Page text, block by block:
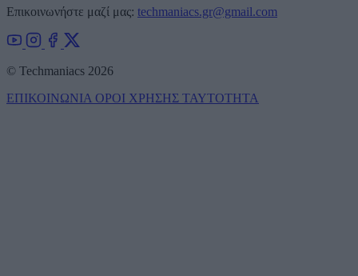
Επικοινωνήστε μαζί μας: techmaniacs.gr@gmail.com
© Techmaniacs 2026
ΕΠΙΚΟΙΝΩΝΙΑ ΟΡΟΙ ΧΡΗΣΗΣ ΤΑΥΤΟΤΗΤΑ